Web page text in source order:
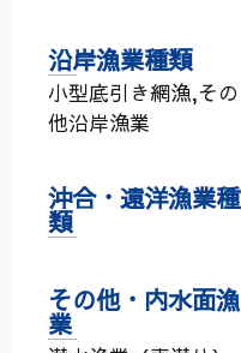
沿岸漁業種類
小型底引き網漁,その
他沿岸漁業
沖合・遠洋漁業種
類
その他・内水面漁
業